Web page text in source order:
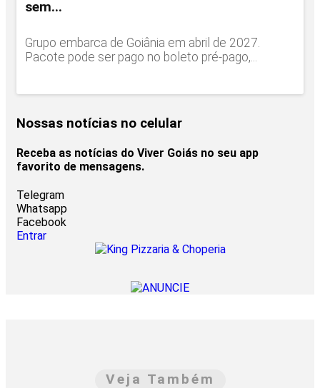
sem...
Grupo embarca de Goiânia em abril de 2027.
Pacote pode ser pago no boleto pré-pago,...
Nossas notícias no celular
Receba as notícias do Viver Goiás no seu app
favorito de mensagens.
Telegram
Whatsapp
Facebook
Entrar
Veja Também